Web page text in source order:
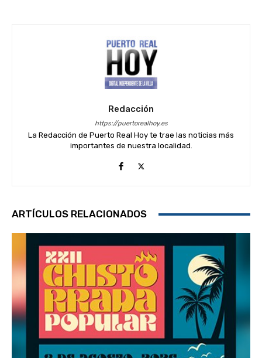
Redacción
https://puertorealhoy.es
La Redacción de Puerto Real Hoy te trae las noticias más
importantes de nuestra localidad.
ARTÍCULOS RELACIONADOS